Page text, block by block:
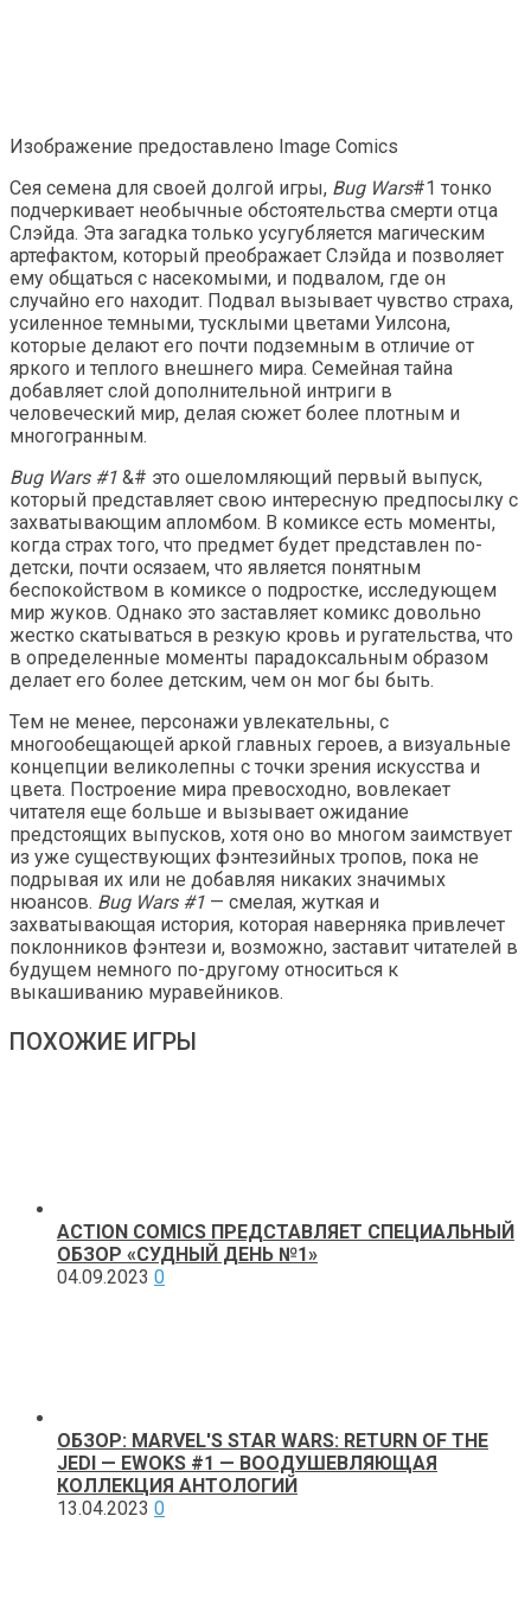
Изображение предоставлено Image Comics
Сея семена для своей долгой игры, Bug Wars#1 тонко
подчеркивает необычные обстоятельства смерти отца
Слэйда. Эта загадка только усугубляется магическим
артефактом, который преображает Слэйда и позволяет
ему общаться с насекомыми, и подвалом, где он
случайно его находит. Подвал вызывает чувство страха,
усиленное темными, тусклыми цветами Уилсона,
которые делают его почти подземным в отличие от
яркого и теплого внешнего мира. Семейная тайна
добавляет слой дополнительной интриги в
человеческий мир, делая сюжет более плотным и
многогранным.
Bug Wars #1 &# это ошеломляющий первый выпуск,
который представляет свою интересную предпосылку с
захватывающим апломбом. В комиксе есть моменты,
когда страх того, что предмет будет представлен по-
детски, почти осязаем, что является понятным
беспокойством в комиксе о подростке, исследующем
мир жуков. Однако это заставляет комикс довольно
жестко скатываться в резкую кровь и ругательства, что
в определенные моменты парадоксальным образом
делает его более детским, чем он мог бы быть.
Тем не менее, персонажи увлекательны, с
многообещающей аркой главных героев, а визуальные
концепции великолепны с точки зрения искусства и
цвета. Построение мира превосходно, вовлекает
читателя еще больше и вызывает ожидание
предстоящих выпусков, хотя оно во многом заимствует
из уже существующих фэнтезийных тропов, пока не
подрывая их или не добавляя никаких значимых
нюансов. Bug Wars #1 — смелая, жуткая и
захватывающая история, которая наверняка привлечет
поклонников фэнтези и, возможно, заставит читателей в
будущем немного по-другому относиться к
выкашиванию муравейников.
ПОХОЖИЕ ИГРЫ
ACTION COMICS ПРЕДСТАВЛЯЕТ СПЕЦИАЛЬНЫЙ
ОБЗОР «СУДНЫЙ ДЕНЬ №1»
04.09.2023 0
ОБЗОР: MARVEL'S STAR WARS: RETURN OF THE
JEDI — EWOKS #1 — ВООДУШЕВЛЯЮЩАЯ
КОЛЛЕКЦИЯ АНТОЛОГИЙ
13.04.2023 0